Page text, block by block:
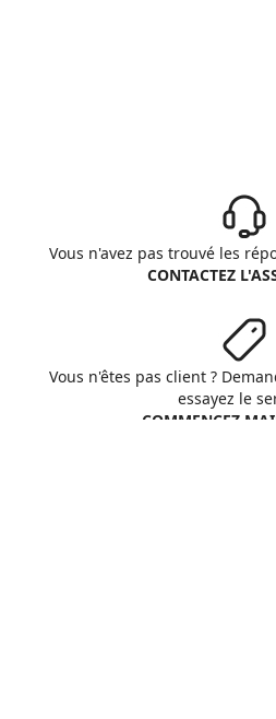
Vous n'avez pas trouvé les
CONTACTEZ
Vous n'êtes pas client ?
essayez le
COMMENCEZ